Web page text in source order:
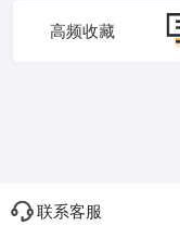
高频收藏
联系客服